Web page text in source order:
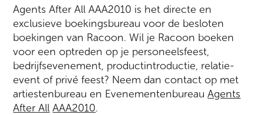
Agents After All AAA2010 is het directe en
exclusieve boekingsbureau voor de besloten
boekingen van Racoon. Wil je Racoon boeken
voor een optreden op je personeelsfeest,
bedrijfsevenement, productintroductie, relatie-
event of privé feest? Neem dan contact op met
artiestenbureau en EvenementenbureauAgents
After All AAA2010.